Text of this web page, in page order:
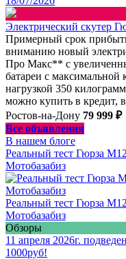
Электрический скутер
Примерный срок
вниманию новый
Про Макс** с
батареи с максимальной
нагрузкой 350
можно купить в кредит, в
Ростов-на-Дону 79 999 ₽
Все объявления
В нашем блоге
Реальный тест Гюрза
Мотобазабиз
Реальный тест Гюрза
Мотобазабиз
Обзоры
11 апреля 2026г.
1000руб!